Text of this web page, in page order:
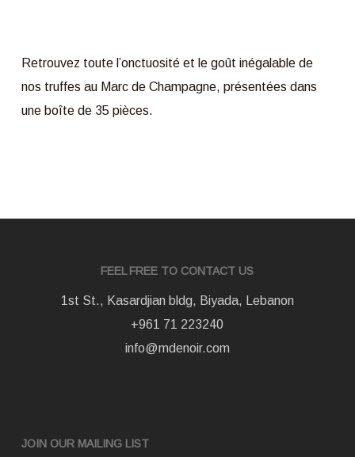
Retrouvez toute l’onctuosité et le goût inégalable de
nos truffes au Marc de Champagne, présentées dans
une boîte de 35 pièces.
FEEL FREE TO CONTACT US
1st St., Kasardjian bldg, Biyada, Lebanon
+961 71 223240
info@mdenoir.com
JOIN OUR MAILING LIST